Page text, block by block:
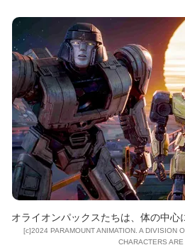
オライオンパックスたちは、体の中
[c]2024 PARAMOUNT ANIMATION. A DIVISION
CHARACTERS